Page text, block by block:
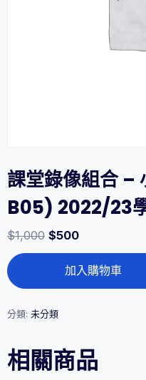
課堂錄像組合 –
B05) 2022/23
$1,000 $500
課
堂
錄
組
小
五
加入購物車
分類: 未分類
相關商品